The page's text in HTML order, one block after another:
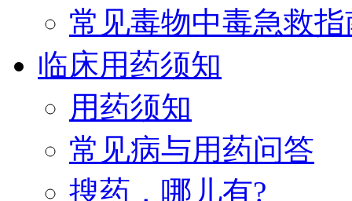
常见毒物中毒急救指
临床用药须知
用药须知
常见病与用药问答
搜药，哪儿有?